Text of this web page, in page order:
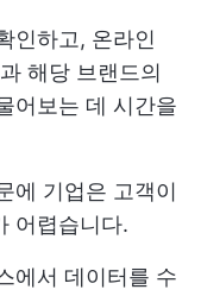
인하고, 온라인
해당 브랜드의
어보는 데 시간을
에 기업은 고객이
어렵습니다.
에서 데이터를 수